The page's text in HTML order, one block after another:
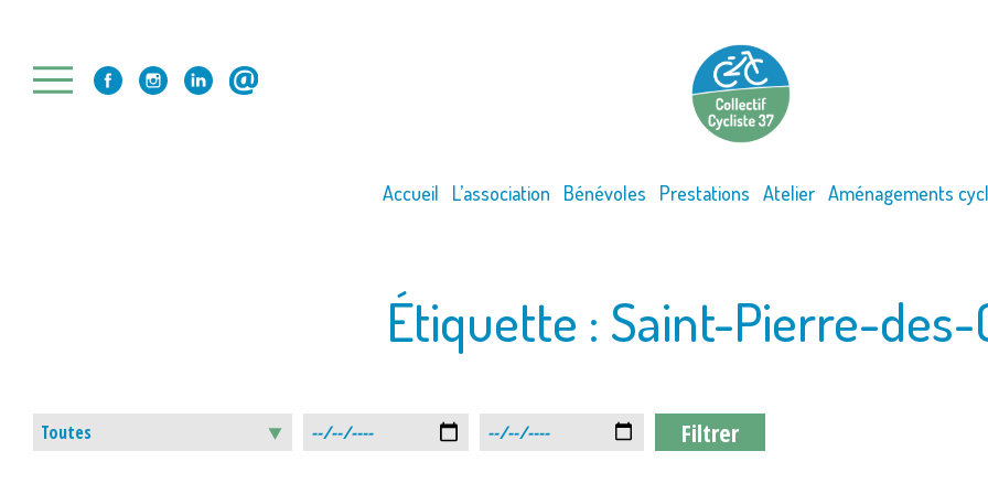
content
Accueil L’association Bénévoles Prestations Atelier Aménagements
Étiquette : Saint-Pierre-des-